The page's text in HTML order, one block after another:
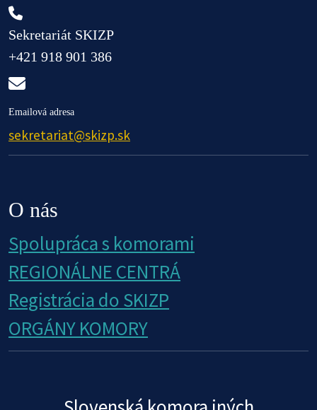
Sekretariát SKIZP
+421 918 901 386
Emailová adresa
sekretariat@skizp.sk
O nás
Spolupráca s komorami
REGIONÁLNE CENTRÁ
Registrácia do SKIZP
ORGÁNY KOMORY